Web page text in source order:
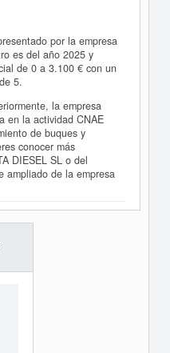
por la empresa
es del año 2025 y
de 0 a 3.100 € con un
5.
la empresa
en la actividad CNAE
de buques y
conocer más
DIESEL SL o del
ampliado de la empresa